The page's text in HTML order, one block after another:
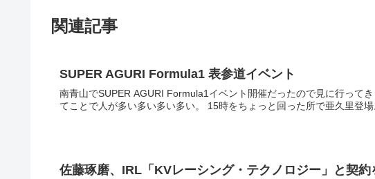
関連記事
SUPER AGURI Formula1 表参道イベント
南青山でSUPER AGURI Formula1イベント開催だったので見に行って
てことで人が多い多い多い多い。 15時をちょっと
佐藤琢磨、IRL「KVレーシング・テクノロジー」と契約